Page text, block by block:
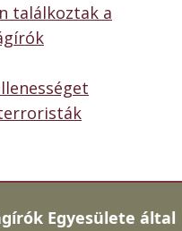
találkoztak a
Egyesülete által